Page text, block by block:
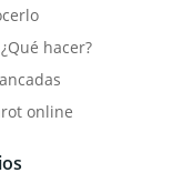
hacer?
online